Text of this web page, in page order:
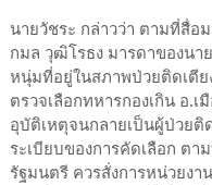
นายวัชระ กล่าวว่า ตามที่สื่อ
กมล วุฒิโรธง มารดาของน
หนุ่มที่อยู่ในสภาพป่วยติดเตี
ตรวจเลือกทหารกองเกิน อ.
อุบัติเหตุจนกลายเป็นผู้ป่วยติ
ระเบียบของการคัดเลือก ต
รัฐมนตรี ควรสั่งการหน่วยง